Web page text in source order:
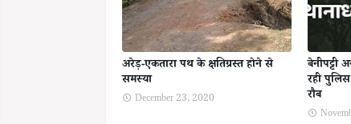
अरेड़-एकतारा पथ के क्षतिग्रस्त होने से
समस्या
December 23, 2020
बेनीपट्टी
रही
रौब